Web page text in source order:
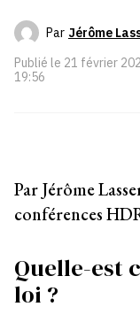
Par Jérôme
Publié le 21 février
19:56
Par Jérôme
conférences
Quelle-est
loi ?